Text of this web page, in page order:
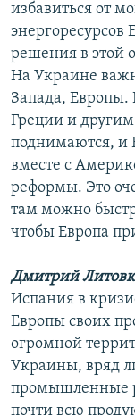
избавиться от
энергоресурсов
решения в этой
На Украине
Запада, Европы.
Греции и
поднимаются, и
вместе с
реформы. Это
там можно
чтобы Европа
Дмитрий
Испания в
Европы своих
огромной
Украины, вряд
промышленные
почти всю